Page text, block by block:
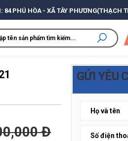
84 PHÚ HÒA - XÃ TÂY PHƯƠNG(THẠCH
Đ
GỬI YÊU